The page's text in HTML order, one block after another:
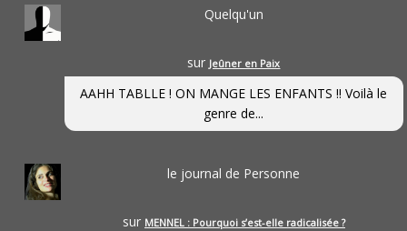
Quelqu'un
sur Jeûner en Paix
AAHH TABLLE ! ON MANGE LES ENFANTS !! Voilà le
genre de...
le journal de Personne
sur MENNEL : Pourquoi s’est-elle radicalisée ?